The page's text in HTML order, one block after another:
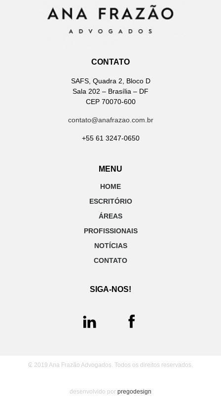
CONTATO
SAFS, Quadra 2, Bloco D
Sala 202 – Brasília – DF
CEP 70070-600
contato@anafrazao.com.br
+55 61 3247-0650
MENU
HOME
ESCRITÓRIO
ÁREAS
PROFISSIONAIS
NOTÍCIAS
CONTATO
SIGA-NOS!
₢ 2019 Ana Frazão Advogados. Todos os direitos reservados.
desenvolvido por pregodesign